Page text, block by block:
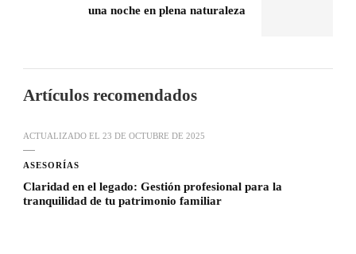
una noche en plena naturaleza
Artículos recomendados
ACTUALIZADO EL 23 DE OCTUBRE DE 2025
ASESORÍAS
Claridad en el legado: Gestión profesional para la
tranquilidad de tu patrimonio familiar